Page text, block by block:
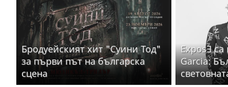
Бродуейският хит "Суини Тод"
за първи път на българска
сцена
ExposƎ
Garcia: